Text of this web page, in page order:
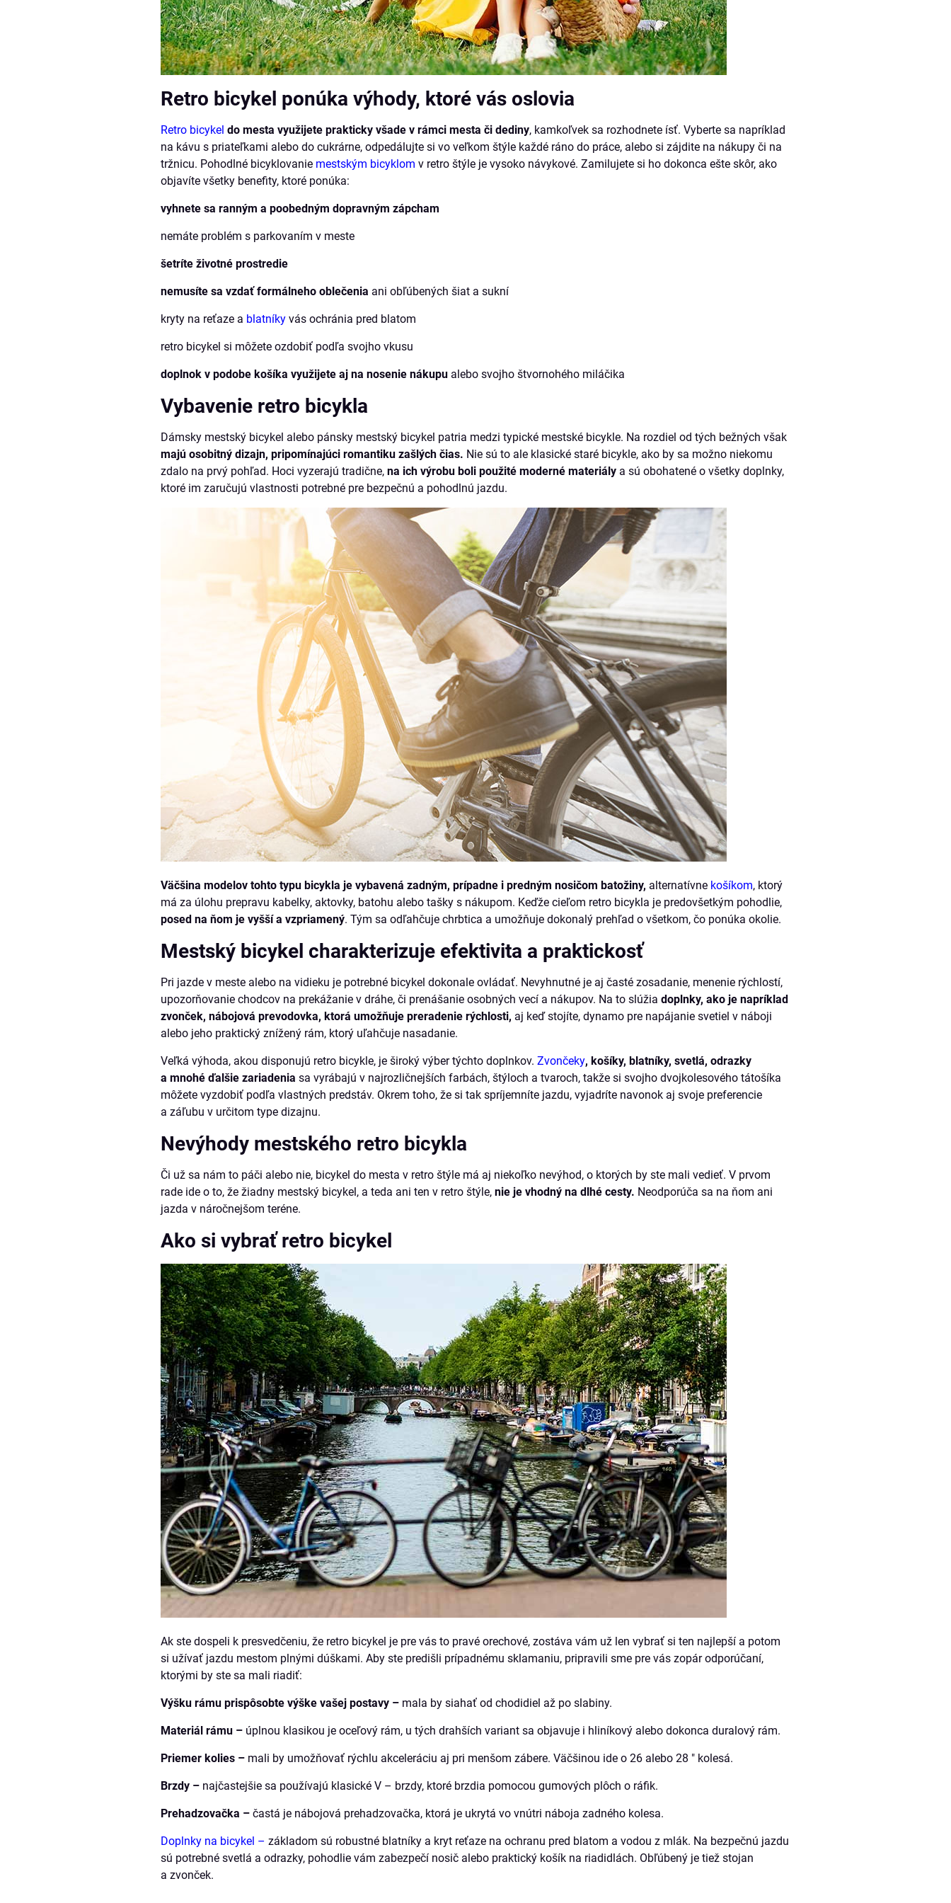
Retro bicykel ponúka výhody, ktoré vás oslovia
Retro bicykel do mesta využijete prakticky všade v rámci mesta či dediny, kamkoľvek sa rozhodnete ísť. Vyberte sa napríklad
na kávu s priateľkami alebo do cukrárne, odpedálujte si vo veľkom štýle každé ráno do práce, alebo si zájdite na nákupy či na
tržnicu. Pohodlné bicyklovanie mestským bicyklom v retro štýle je vysoko návykové. Zamilujete si ho dokonca ešte skôr, ako
objavíte všetky benefity, ktoré ponúka:
vyhnete sa ranným a poobedným dopravným zápcham
nemáte problém s parkovaním v meste
šetríte životné prostredie
nemusíte sa vzdať formálneho oblečenia ani obľúbených šiat a sukní
kryty na reťaze a blatníkyvás ochránia pred blatom
retro bicykel si môžete ozdobiť podľa svojho vkusu
doplnok v podobe košíka využijete aj na nosenie nákupualebo svojho štvornohého miláčika
Vybavenie retro bicykla
Dámsky mestský bicykel alebo pánsky mestský bicykel patria medzi typické mestské bicykle. Na rozdiel od tých bežných však
majú osobitný dizajn, pripomínajúci romantiku zašlých čias. Nie sú to ale klasické staré bicykle, ako by sa možno niekomu
zdalo na prvý pohľad. Hoci vyzerajú tradične, na ich výrobu boli použité moderné materiálya sú obohatené o všetky doplnky,
ktoré im zaručujú vlastnosti potrebné pre bezpečnú a pohodlnú jazdu.
Väčšina modelov tohto typu bicykla je vybavená zadným, prípadne i predným nosičom batožiny, alternatívne košíkom, ktorý
má za úlohu prepravu kabelky, aktovky, batohu alebo tašky s nákupom. Keďže cieľom retro bicykla je predovšetkým pohodlie,
posed na ňom je vyšší a vzpriamený. Tým sa odľahčuje chrbtica a umožňuje dokonalý prehľad o všetkom, čo ponúka okolie.
Mestský bicykel charakterizuje efektivita a praktickosť
Pri jazde v meste alebo na vidieku je potrebné bicykel dokonale ovládať. Nevyhnutné je aj časté zosadanie, menenie rýchlostí,
upozorňovanie chodcov na prekážanie v dráhe, či prenášanie osobných vecí a nákupov. Na to slúžia doplnky, ako je napríklad
zvonček, nábojová prevodovka, ktorá umožňuje preradenie rýchlosti, aj keď stojíte, dynamo pre napájanie svetiel v náboji
alebo jeho praktický znížený rám, ktorý uľahčuje nasadanie.
Veľká výhoda, akou disponujú retro bicykle, je široký výber týchto doplnkov. Zvončeky, košíky, blatníky, svetlá, odrazky
a mnohé ďalšie zariadenia sa vyrábajú v najrozličnejších farbách, štýloch a tvaroch, takže si svojho dvojkolesového tátošíka
môžete vyzdobiť podľa vlastných predstáv. Okrem toho, že si tak spríjemníte jazdu, vyjadríte navonok aj svoje preferencie
a záľubu v určitom type dizajnu.
Nevýhody mestského retro bicykla
Či už sa nám to páči alebo nie, bicykel do mesta v retro štýle má aj niekoľko nevýhod, o ktorých by ste mali vedieť. V prvom
rade ide o to, že žiadny mestský bicykel, a teda ani ten v retro štýle, nie je vhodný na dlhé cesty. Neodporúča sa na ňom ani
jazda v náročnejšom teréne.
Ako si vybrať retro bicykel
Ak ste dospeli k presvedčeniu, že retro bicykel je pre vás to pravé orechové, zostáva vám už len vybrať si ten najlepší a potom
si užívať jazdu mestom plnými dúškami. Aby ste predišli prípadnému sklamaniu, pripravili sme pre vás zopár odporúčaní,
ktorými by ste sa mali riadiť:
Výšku rámu prispôsobte výške vašej postavy –mala by siahať od chodidiel až po slabiny.
Materiál rámu –úplnou klasikou je oceľový rám, u tých drahších variant sa objavuje i hliníkový alebo dokonca duralový rám.
Priemer kolies –mali by umožňovať rýchlu akceleráciu aj pri menšom zábere. Väčšinou ide o 26 alebo 28 " kolesá.
Brzdy –najčastejšie sa používajú klasické V – brzdy, ktoré brzdia pomocou gumových plôch o ráfik.
Prehadzovačka –častá je nábojová prehadzovačka, ktorá je ukrytá vo vnútri náboja zadného kolesa.
Doplnky na bicykel – základom sú robustné blatníky a kryt reťaze na ochranu pred blatom a vodou z mlák. Na bezpečnú jazdu
sú potrebné svetlá a odrazky, pohodlie vám zabezpečí nosič alebo praktický košík na riadidlách. Obľúbený je tiež stojan
a zvonček.